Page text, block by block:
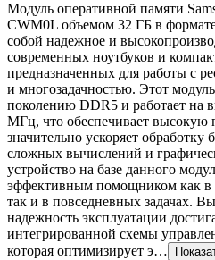
Модуль оперативной памяти
CWM0L объемом 32 ГБ в
собой надежное и
современных ноутбуков и
предназначенных для работы с
и многозадачностью. Этот
поколению DDR5 и работает на
МГц, что обеспечивает высокую
значительно ускоряет
сложных вычислений и
устройство на базе данного
эффективным помощником как в
так и в повседневных задачах.
надежность эксплуатации
интегрированной схемы
которая оптимизирует э…